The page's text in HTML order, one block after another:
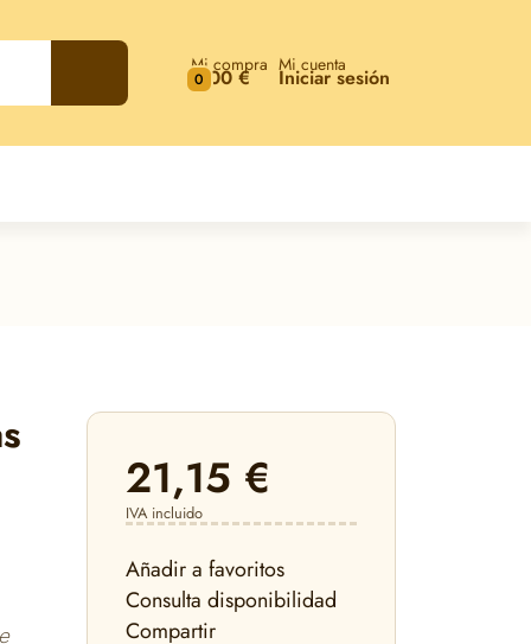
0
Mi compra
0,00 € Mi cuenta
Iniciar sesión
21,15 €
IVA incluido
Añadir a favoritos
Consulta disponibilidad
Compartir